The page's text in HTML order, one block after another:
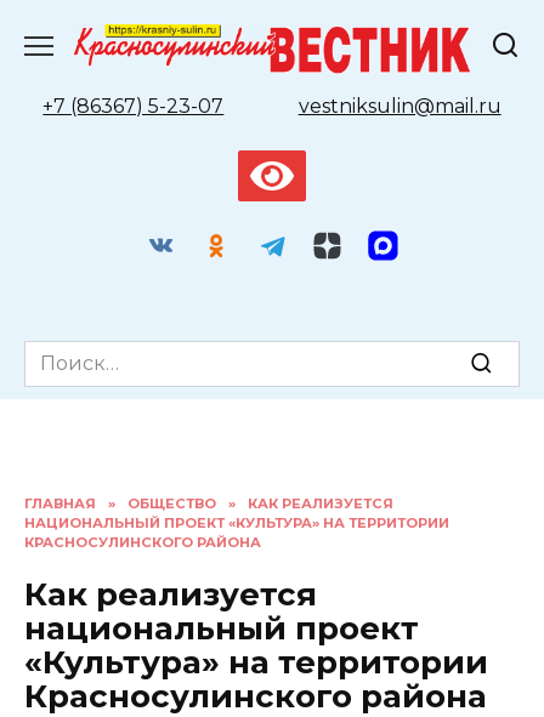
содержанию
+7 (86367) 5-23-07
vestniksulin@mail.ru
Search
for:
ГЛАВНАЯ » ОБЩЕСТВО »
КАК РЕАЛИЗУЕТСЯ
НАЦИОНАЛЬНЫЙ ПРОЕКТ «КУЛЬТУРА» НА ТЕРРИТОРИИ
КРАСНОСУЛИНСКОГО РАЙОНА
Как реализуется
национальный проект
«Культура» на территории
Красносулинского района